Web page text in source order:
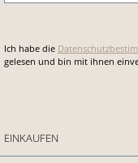
Ich habe die
gelesen und bin mit ihnen
EINKAUFEN